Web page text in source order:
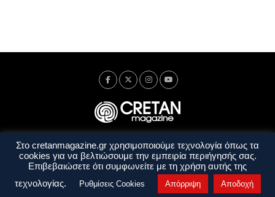
Ταυτότητα Πολιτική Απορρήτου
Όροι Χρήσης
Όροι και Προϋποθέσεις
Στο cretanmagazine.gr χρησιμοποιούμε τεχνολογία όπως τα
cookies για να βελτιώσουμε την εμπειρία περιήγησής σας.
Επιβεβαιώσετε ότι συμφωνείτε με τη χρήση αυτής της
τεχνολογίας.
Ρυθμίσεις Cookies Απόρριψη Αποδοχή